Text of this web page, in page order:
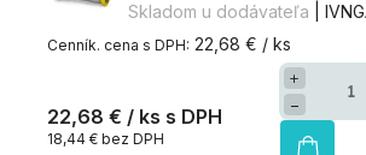
Skladom u dodávateľa
|
22,68 € / ks
22,68 € / ks
18,44 € bez DPH
+
−